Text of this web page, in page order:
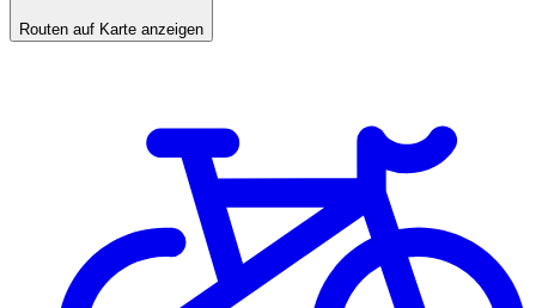
Routen auf Karte anzeigen